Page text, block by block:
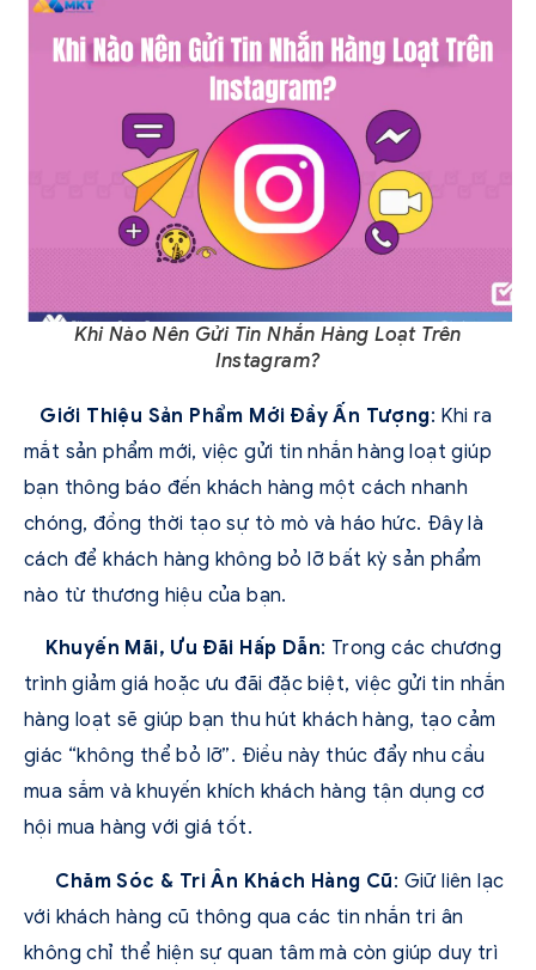
Khi Nào Nên Gửi Tin Nhắn Hàng Loạt Trên
Instagram?
Giới Thiệu Sản Phẩm Mới Đầy Ấn Tượng: Khi ra
mắt sản phẩm mới, việc gửi tin nhắn hàng loạt giúp
bạn thông báo đến khách hàng một cách nhanh
chóng, đồng thời tạo sự tò mò và háo hức. Đây là
cách để khách hàng không bỏ lỡ bất kỳ sản phẩm
nào từ thương hiệu của bạn.
Khuyến Mãi, Ưu Đãi Hấp Dẫn: Trong các chương
trình giảm giá hoặc ưu đãi đặc biệt, việc gửi tin nhắn
hàng loạt sẽ giúp bạn thu hút khách hàng, tạo cảm
giác “không thể bỏ lỡ”. Điều này thúc đẩy nhu cầu
mua sắm và khuyến khích khách hàng tận dụng cơ
hội mua hàng với giá tốt.
Chăm Sóc & Tri Ân Khách Hàng Cũ: Giữ liên lạc
với khách hàng cũ thông qua các tin nhắn tri ân
không chỉ thể hiện sự quan tâm mà còn giúp duy trì